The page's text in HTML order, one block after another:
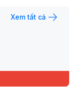
Xem tất cả